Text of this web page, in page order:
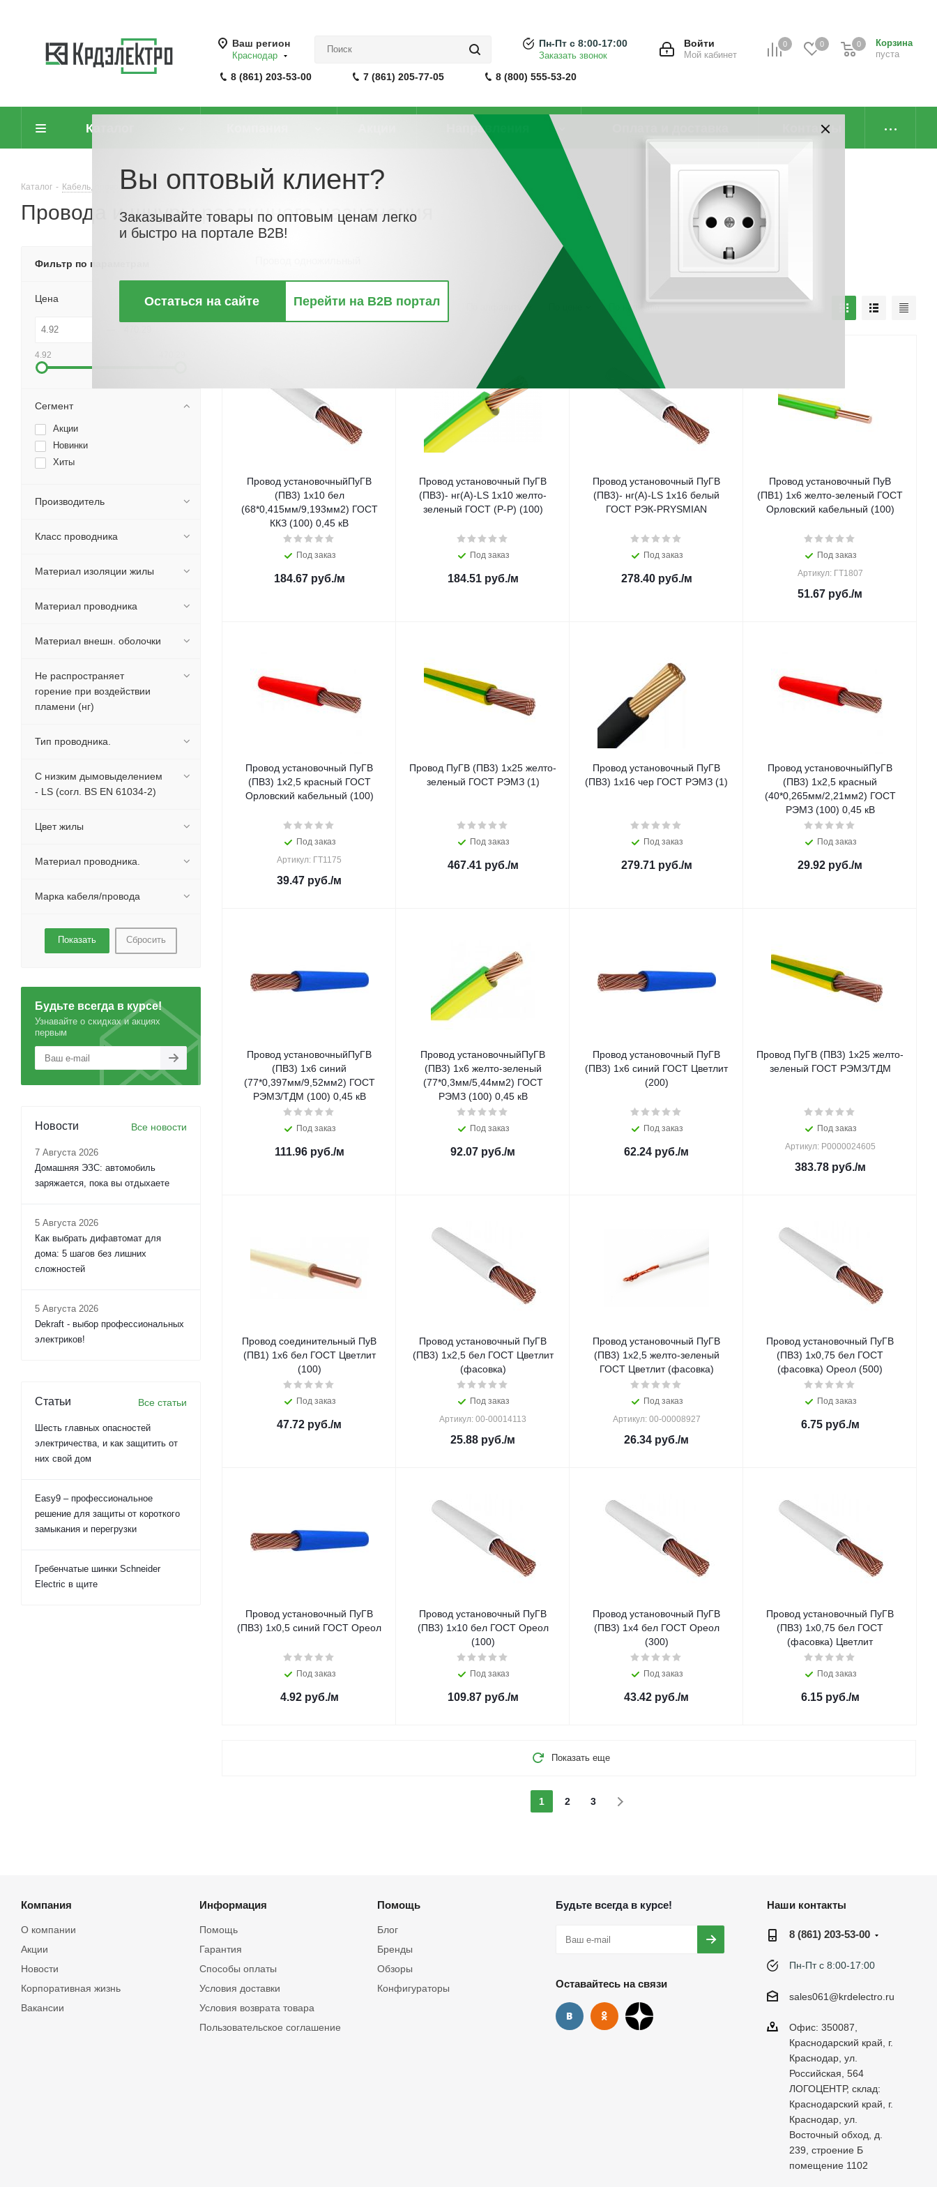
Ваш регион
Краснодар
8 (861) 203-53-00 7 (861) 205-77-05 8 (800) 555-53-20
0 0
Корзина
пуста
0
Войти
Мой кабинет
Пн-Пт с 8:00-17:00
Заказать звонок
Каталог Направления Контакты
Каталог - Кабель, провод - Провода и шнуры различного назначения
Провода и шнуры различного назначения
По хитам По новинкам По популярности По наличию
Провод установочныйПуГВ
(ПВ3) 1х10 бел
(68*0,415мм/9,193мм2) ГОСТ
ККЗ (100) 0,45 кВ
Под заказ
184.67руб./м
Провод установочный ПуГВ
(ПВ3)- нг(А)-LS 1х10 желто-
зеленый ГОСТ (Р-Р) (100)
Под заказ
184.51руб./м
Провод установочный ПуГВ
(ПВ3)- нг(А)-LS 1х16 белый
ГОСТ РЭК-PRYSMIAN
Под заказ
278.40руб./м
Провод установочный ПуВ
(ПВ1) 1х6 желто-зеленый ГОСТ
Орловский кабельный (100)
Под заказ
Артикул: ГТ1807
51.67 руб./м
Провод установочный ПуГВ
(ПВ3) 1х2,5 красный ГОСТ
Орловский кабельный (100)
Под заказ
Артикул: ГТ1175
39.47 руб./м
Провод ПуГВ (ПВ3) 1х25 желто-
зеленый ГОСТ РЭМЗ (1)
Под заказ
467.41руб./м
Провод установочный ПуГВ
(ПВ3) 1х16 чер ГОСТ РЭМЗ (1)
Под заказ
279.71руб./м
Провод установочныйПуГВ
(ПВ3) 1х2,5 красный
(40*0,265мм/2,21мм2) ГОСТ
РЭМЗ (100) 0,45 кВ
Под заказ
29.92 руб./м
Провод установочныйПуГВ
(ПВ3) 1х6 синий
(77*0,397мм/9,52мм2) ГОСТ
РЭМЗ/ТДМ (100) 0,45 кВ
Под заказ
111.96руб./м
Провод установочныйПуГВ
(ПВ3) 1х6 желто-зеленый
(77*0,3мм/5,44мм2) ГОСТ
РЭМЗ (100) 0,45 кВ
Под заказ
92.07 руб./м
Провод установочный ПуГВ
(ПВ3) 1х6 синий ГОСТ Цветлит
(200)
Под заказ
62.24 руб./м
Провод ПуГВ (ПВ3) 1х25 желто-
зеленый ГОСТ РЭМЗ/ТДМ
Под заказ
Артикул: Р0000024605
383.78руб./м
Провод соединительный ПуВ
(ПВ1) 1х6 бел ГОСТ Цветлит
(100)
Под заказ
47.72 руб./м
Провод установочный ПуГВ
(ПВ3) 1х2,5 бел ГОСТ Цветлит
(фасовка)
Под заказ
Артикул: 00-00014113
25.88 руб./м
Провод установочный ПуГВ
(ПВ3) 1х2,5 желто-зеленый
ГОСТ Цветлит (фасовка)
Под заказ
Артикул: 00-00008927
26.34 руб./м
Провод установочный ПуГВ
(ПВ3) 1х0,75 бел ГОСТ
(фасовка) Ореол (500)
Под заказ
6.75руб./м
Провод установочный ПуГВ
(ПВ3) 1х0,5 синий ГОСТ Ореол
Под заказ
4.92руб./м
Провод установочный ПуГВ
(ПВ3) 1х10 бел ГОСТ Ореол
(100)
Под заказ
109.87руб./м
Провод установочный ПуГВ
(ПВ3) 1х4 бел ГОСТ Ореол
(300)
Под заказ
43.42 руб./м
Провод установочный ПуГВ
(ПВ3) 1х0,75 бел ГОСТ
(фасовка) Цветлит
Под заказ
6.15руб./м
Показать еще
1 2 3
Фильтр по параметрам
Цена
4.92
Сегмент
Акции
Новинки
Хиты
Производитель
Класс проводника
Материал изоляции жилы
Материал проводника
Материал внешн. оболочки
Не распространяет
горение при воздействии
пламени (нг)
Тип проводника.
С низким дымовыделением
- LS (согл. BS EN 61034-2)
Цвет жилы
Материал проводника.
Марка кабеля/провода
Сбросить
Будьте всегда в курсе!
Узнавайте о скидках и акциях
первым
Новости Все новости
7 Августа 2026
Домашняя ЭЗС: автомобиль
заряжается, пока вы отдыхаете
5 Августа 2026
Как выбрать дифавтомат для
дома: 5 шагов без лишних
сложностей
5 Августа 2026
Dekraft - выбор профессиональных
электриков!
Статьи Все статьи
Шесть главных опасностей
электричества, и как защитить от
них свой дом
Easy9 – профессиональное
решение для защиты от короткого
замыкания и перегрузки
Гребенчатые шинки Schneider
Electric в щите
Компания
О компании
Акции
Новости
Корпоративная жизнь
Вакансии
Информация
Помощь
Гарантия
Способы оплаты
Условия доставки
Условия возврата товара
Пользовательское соглашение
Помощь
Блог
Бренды
Обзоры
Конфигураторы
Будьте всегда в курсе!
Оставайтесь на связи
Наши контакты
8 (861) 203-53-00
Пн-Пт с 8:00-17:00
sales061@krdelectro.ru
Офис: 350087,
Краснодарский край, г.
Краснодар, ул.
Российская, 564
ЛОГОЦЕНТР, склад:
Краснодарский край, г.
Краснодар, ул.
Восточный обход, д.
239, строение Б
помещение 1102
Вы оптовый клиент?
Заказывайте товары по оптовым ценам легко
и быстро на портале B2B!
Остаться на сайте Перейти на B2B портал